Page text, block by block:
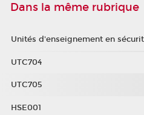
Dans la même rubrique
Unités d'enseignement en
UTC704
UTC705
HSE001